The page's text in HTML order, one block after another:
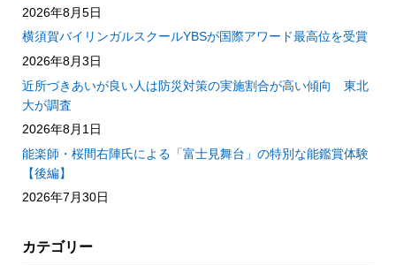
2026年8月5日
横須賀バイリンガルスクールYBSが国際アワード最高位を受賞
2026年8月3日
近所づきあいが良い人は防災対策の実施割合が高い傾向 東北
大が調査
2026年8月1日
能楽師・桜間右陣氏による「富士見舞台」の特別な能鑑賞体験
【後編】
2026年7月30日
カテゴリー